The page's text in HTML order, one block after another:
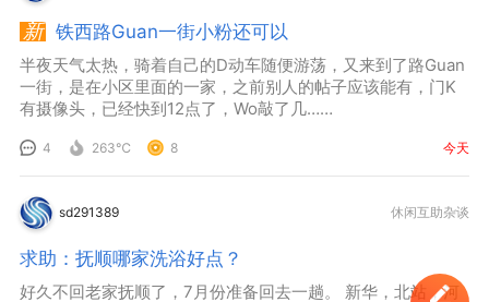
铁西路Guan一街小粉还可以
半夜天气太热，骑着自己的D动车随便游荡，又来到了路Guan
一街，是在小区里面的一家，之前别人的帖子应该能有，门K
有摄像头，已经快到12点了，Wo敲了几……
4 263℃ 8 今天
sd291389 休闲互助杂谈
求助：抚顺哪家洗浴好点？
好久不回老家抚顺了，7月份准备回去一趟。 新华，北站，河